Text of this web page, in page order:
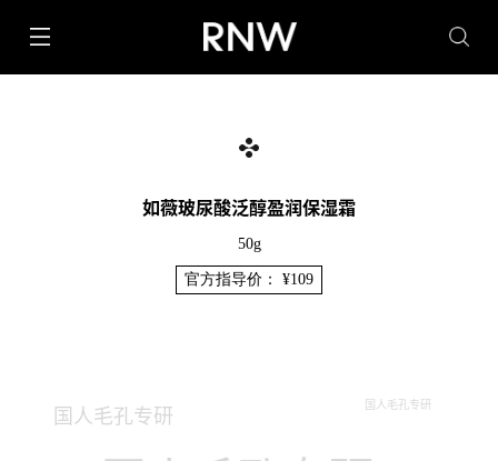
如薇玻尿酸泛醇盈润保湿霜
50g
官方指导价： ¥109
国人毛孔专研
国人毛孔专研